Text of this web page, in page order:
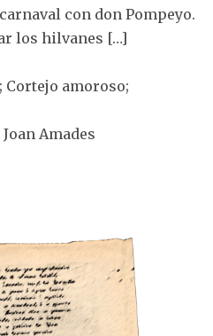
con don Pompeyo.
los hilvanes […]
Cortejo amoroso;
Amades